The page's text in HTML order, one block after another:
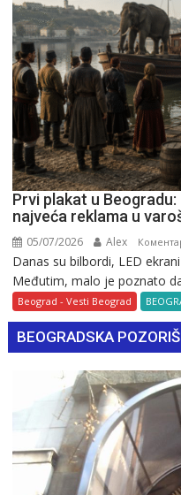
Prvi plakat u
najveća reklama u
05/07/2026 Alex
Danas su bilbordi, LED
Međutim, malo je poznato
Beograd - Vesti Beograd
BEOGRADSKA